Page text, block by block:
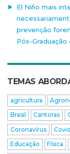
El Niño mais
prevenção
Pós-
TEMAS
agricultura
Brasil
Cantoras
Coronavírus
Educação
Física